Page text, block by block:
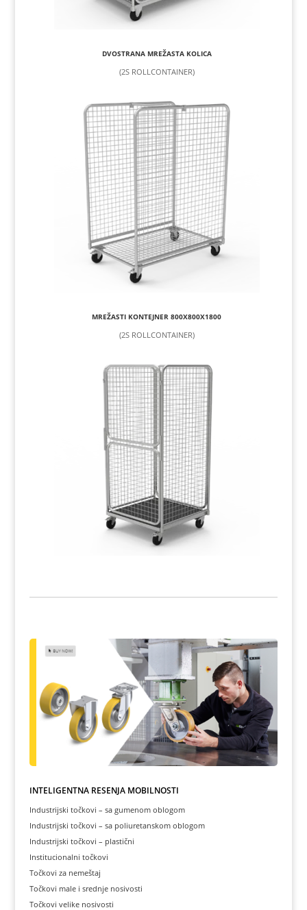
DVOSTRANA MREŽASTA KOLICA
(2S ROLLCONTAINER)
MREŽASTI KONTEJNER 800X800X1800
(2S ROLLCONTAINER)
INTELIGENTNA REŠENJA MOBILNOSTI
Industrijski točkovi – sa gumenom oblogom
Industrijski točkovi – sa poliuretanskom oblogom
Industrijski točkovi – plastični
Institucionalni točkovi
Točkovi za nemeštaj
Točkovi male i srednje nosivosti
Točkovi velike nosivosti